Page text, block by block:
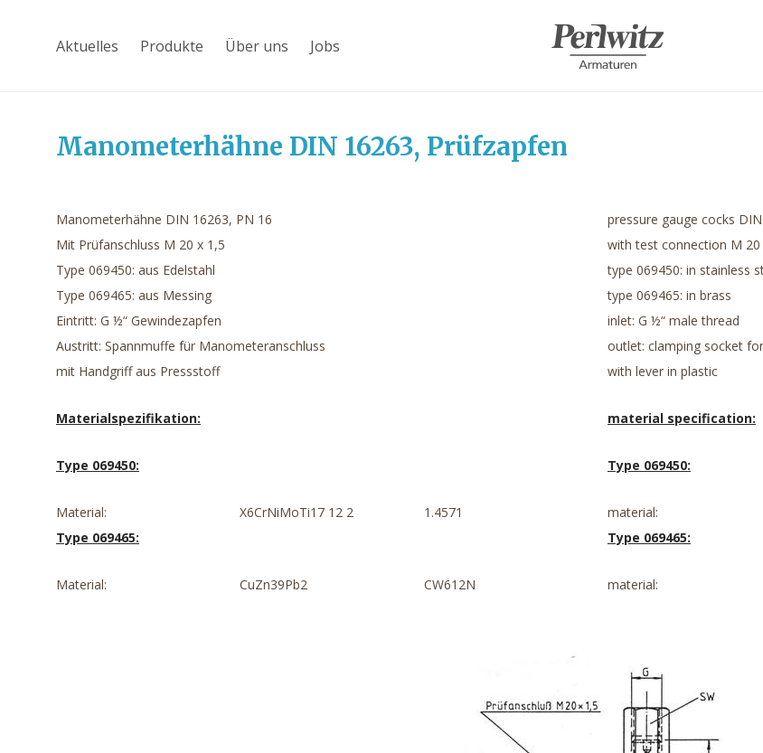
Aktuelles Produkte Über uns Jobs
Manometerhähne DIN 16263, Prüfzapfen
Manometerhähne DIN 16263, PN 16
Mit Prüfanschluss M 20 x 1,5
Type 069450: aus Edelstahl
Type 069465: aus Messing
Eintritt: G ½“ Gewindezapfen
Austritt: Spannmuffe für Manometeranschluss
mit Handgriff aus Pressstoff
Materialspezifikation:
Type 069450:
Material: X6CrNiMoTi17 12 2
1.4571
Type 069465:
Material: CuZn39Pb2 CW612N
pressure gauge cocks
with test connection M 20
type 069450: in stainless
type 069465: in brass
inlet: G ½“ male thread
outlet: clamping socket
with lever in plastic
material specification:
Type 069450:
material:
Type 069465:
material: